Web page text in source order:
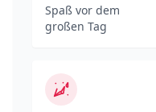
Spaß vor dem
großen Tag